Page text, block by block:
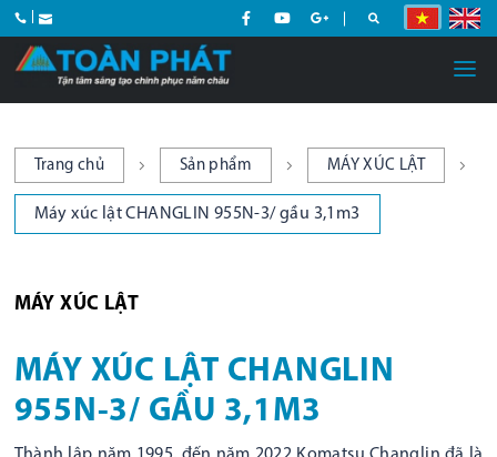
Trang chủ Sản phẩm MÁY XÚC LẬT
Máy xúc lật CHANGLIN 955N-3/ gầu 3,1m3
MÁY XÚC LẬT
MÁY XÚC LẬT CHANGLIN
955N-3/ GẦU 3,1M3